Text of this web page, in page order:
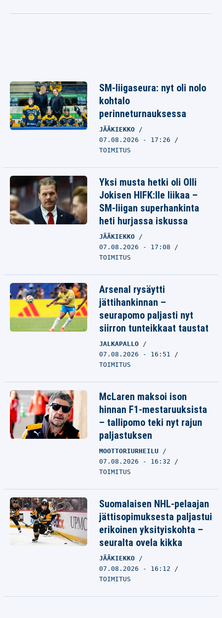
SM-liigaseura: nyt oli nolo
kohtalo
perinneturnauksessa
JÄÄKIEKKO
07.08.2026 - 17:26
TOIMITUS
Yksi musta hetki oli Olli
Jokisen HIFK:lle liikaa –
SM-liigan superhankinta
heti hurjassa iskussa
JÄÄKIEKKO
07.08.2026 - 17:08
TOIMITUS
Arsenal rysäytti
jättihankinnan –
seurapomo paljasti nyt
siirron tunteikkaat taustat
JALKAPALLO
07.08.2026 - 16:51
TOIMITUS
McLaren maksoi ison
hinnan F1-mestaruuksista
– tallipomo teki nyt rajun
paljastuksen
MOOTTORIURHEILU
07.08.2026 - 16:32
TOIMITUS
Suomalaisen NHL-pelaajan
jättisopimuksesta paljastui
erikoinen yksityiskohta –
seuralta ovela kikka
JÄÄKIEKKO
07.08.2026 - 16:12
TOIMITUS